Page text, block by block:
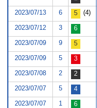
2023/07/13 6 (4)
2023/07/12 3
2023/07/09 9
2023/07/09 5
2023/07/08 2
2023/07/07 5
2023/07/07 1